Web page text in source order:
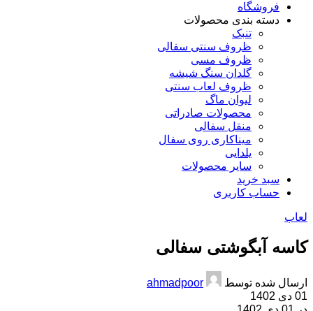
فروشگاه
دسته بندی محصولات
تنبک
ظروف سنتی سفالی
ظروف مسی
گلدان سنگ شیشه
ظروف لعاب سنتی
لیوان ماگ
محصولات صادراتی
منقل سفالی
میناکاری روی سفال
یلدایی
سایر محصولات
سبد خرید
حساب کاربری
لعاب
کاسه آبگوشتی سفالی
ارسال شده توسط
ahmadpoor
01 دی 1402